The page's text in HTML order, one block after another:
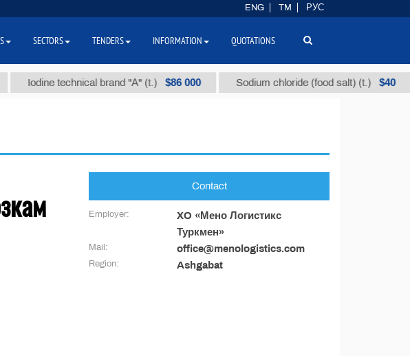
Iodine technical brand "А" (t.) $86 000 Sodium chloride (food salt) (t.) $40
Contact
Employer:
XO «Мено Логистикс
Туркмен»
Mail: office@menologistics.com
Region: Ashgabat
ENG TM РУС
SECTORS TENDERS INFORMATION QUOTATIONS